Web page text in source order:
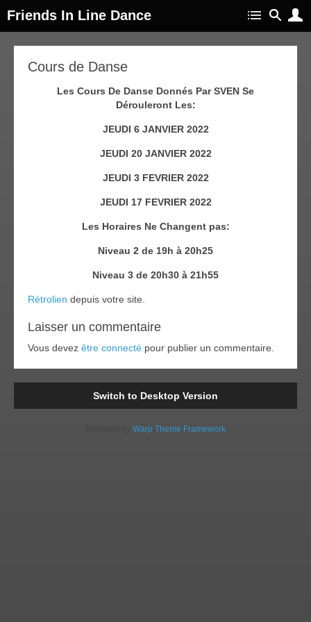
Friends In Line Dance
Cours de Danse
Les Cours De Danse Donnés Par SVEN Se
Dérouleront Les:
JEUDI 6 JANVIER 2022
JEUDI 20 JANVIER 2022
JEUDI 3 FEVRIER 2022
JEUDI 17 FEVRIER 2022
Les Horaires Ne Changent pas:
Niveau 2 de 19h à 20h25
Niveau 3 de 20h30 à 21h55
Rétrolien depuis votre site.
Laisser un commentaire
Vous devez être connecté pour publier un commentaire.
Switch to Desktop Version
Warp Theme Framework